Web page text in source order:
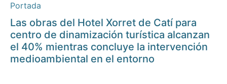
Portada
Las obras del Hotel Xorret de Catí para
centro de dinamización turística alcanzan
el 40% mientras concluye la intervención
medioambiental en el entorno